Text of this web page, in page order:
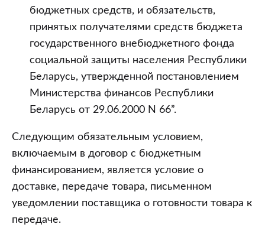
бюджетных средств, и обязательств,
принятых получателями средств бюджета
государственного внебюджетного фонда
социальной защиты населения Республики
Беларусь, утвержденной постановлением
Министерства финансов Республики
Беларусь от 29.06.2000 N 66”.
Следующим обязательным условием,
включаемым в договор с бюджетным
финансированием, является условие о
доставке, передаче товара, письменном
уведомлении поставщика о готовности товара к
передаче.